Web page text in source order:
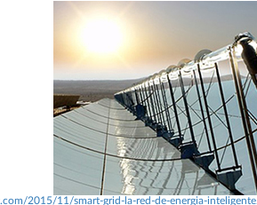
2015/11/smart-grid-la-red-de-energia-